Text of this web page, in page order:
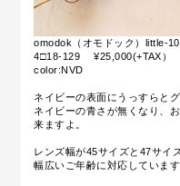
omodok（オモドック）little-
4□18-129 ¥25,000(+TAX）
color:NVD
ネイビーの表面にうっすらと
ネイビーの青さが無くなり、
来ますよ。
レンズ幅が45サイズと47サイ
幅広いご年齢に対応しています